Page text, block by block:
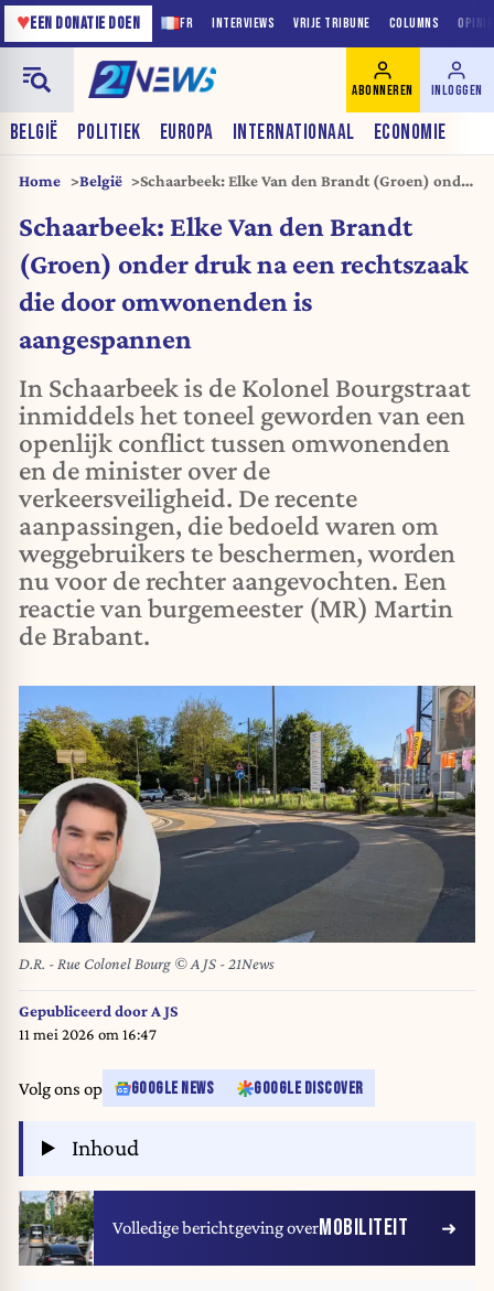
FR INTERVIEWS VRIJE TRIBUNE COLUMNS
♥EEN DONATIE DOEN
BELGIË POLITIEK EUROPA INTERNATIONAAL ECONOMIE
ABONNEREN INLOGGEN
Home België
Schaarbeek: Elke Van den Brandt (Groen) onder
is aangespannen
Schaarbeek: Elke Van den Brandt
(Groen) onder druk na een rechtszaak
die door omwonenden is
aangespannen
In Schaarbeek is de Kolonel Bourgstraat
inmiddels het toneel geworden van een
openlijk conflict tussen omwonenden
en de minister over de
verkeersveiligheid. De recente
aanpassingen, die bedoeld waren om
weggebruikers te beschermen, worden
nu voor de rechter aangevochten. Een
reactie van burgemeester (MR) Martin
de Brabant.
D.R. - Rue Colonel Bourg © A JS - 21News
Gepubliceerd door A JS
11 mei 2026 om 16:47
Volg ons op GOOGLE NEWS GOOGLE DISCOVER
Inhoud
Volledige berichtgeving overMOBILITEIT